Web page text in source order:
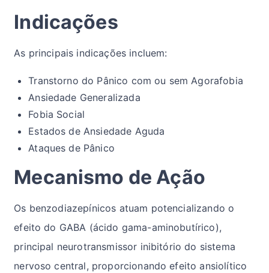
Indicações
As principais indicações incluem:
Transtorno do Pânico com ou sem Agorafobia
Ansiedade Generalizada
Fobia Social
Estados de Ansiedade Aguda
Ataques de Pânico
Mecanismo de Ação
Os benzodiazepínicos atuam potencializando o
efeito do GABA (ácido gama-aminobutírico),
principal neurotransmissor inibitório do sistema
nervoso central, proporcionando efeito ansiolítico